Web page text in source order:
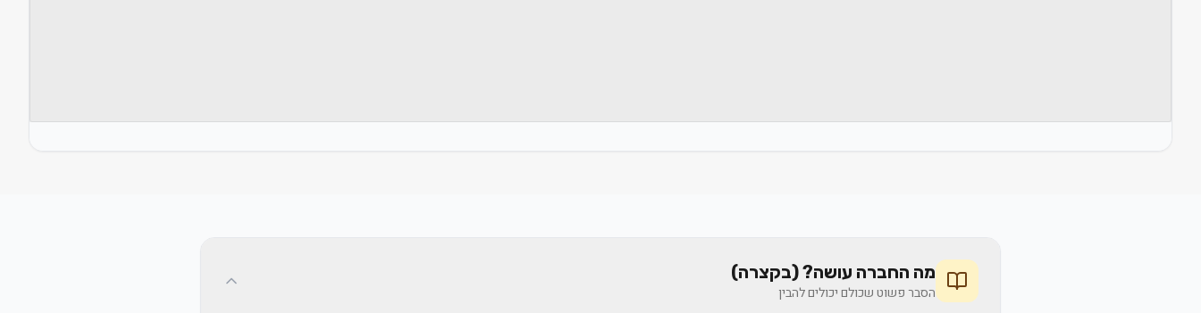
מה החברה עושה? (בקצרה)
הסבר פשוט שכולם יכולים להבין